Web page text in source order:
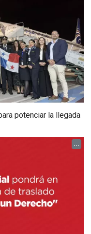
potenciar la llegada
...